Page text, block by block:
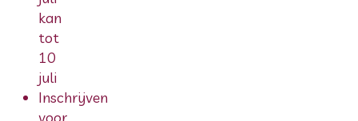
kan
tot
10
juli
Inschrijven